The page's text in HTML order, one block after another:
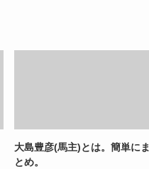
大島豊彦(馬主)とは。簡単にま
とめ。